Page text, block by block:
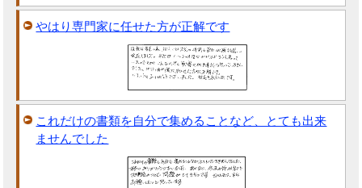
やはり専門家に任せた方が正解です
これだけの書類を自分で集めることなど、とても出来
ませんでした